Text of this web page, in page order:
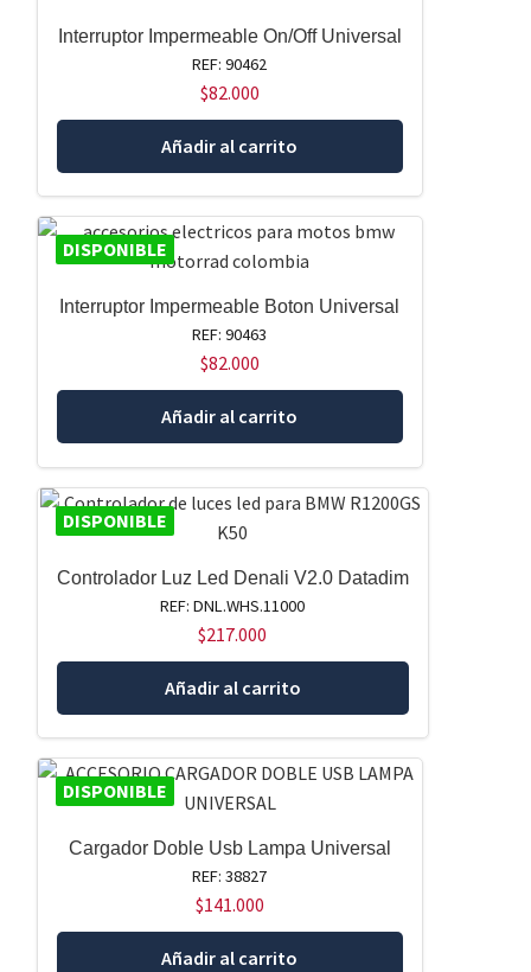
Interruptor Impermeable On/Off Universal
REF: 90462
$82.000
Añadir al carrito
DISPONIBLE
Interruptor Impermeable Boton Universal
REF: 90463
$82.000
Añadir al carrito
DISPONIBLE
Controlador Luz Led Denali V2.0 Datadim
REF: DNL.WHS.11000
$217.000
Añadir al carrito
DISPONIBLE
Cargador Doble Usb Lampa Universal
REF: 38827
$141.000
Añadir al carrito